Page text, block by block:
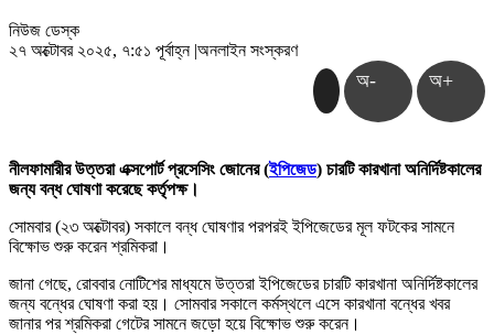
নিউজ ডেস্ক
২৭ অক্টোবর ২০২৫, ৭:৫১ পূর্বাহ্ন |অনলাইন সংস্করণ
অ- অ+
নীলফামারীর উত্তরা এক্সপোর্ট প্রসেসিং জোনের (ইপিজেড) চারটি কারখানা অনির্দিষ্টকালের
জন্য বন্ধ ঘোষণা করেছে কর্তৃপক্ষ।
সোমবার (২৩ অক্টোবর) সকালে বন্ধ ঘোষণার পরপরই ইপিজেডের মূল ফটকের সামনে
বিক্ষোভ শুরু করেন শ্রমিকরা।
জানা গেছে, রোববার নোটিশের মাধ্যমে উত্তরা ইপিজেডের চারটি কারখানা অনির্দিষ্টকালের
জন্য বন্ধের ঘোষণা করা হয়। সোমবার সকালে কর্মস্থলে এসে কারখানা বন্ধের খবর
জানার পর শ্রমিকরা গেটের সামনে জড়ো হয়ে বিক্ষোভ শুরু করেন।